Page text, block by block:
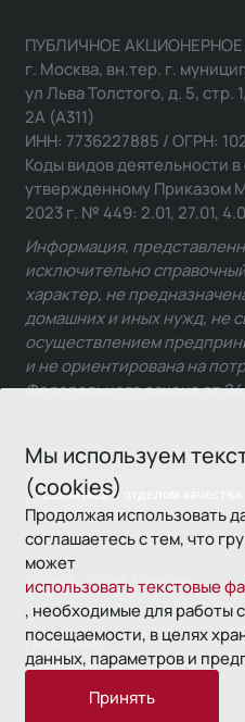
Мы используем
(cookies)
Продолжая использовать
соглашаетесь с тем, что
может
использовать текстовые
, необходимые для работы
посещаемости, в целях
данных, параметров и
Принять
Связаться с отделом качества
ПУБЛИЧНОЕ
г. Москва, вн.тер. г.
ул Льва Толстого, д. 5,
2А (А311)
ИНН: 7736227885 / ОГРН:
Коды видов деятельности
утвержденному Приказом
2023 г. № 449: 2.01, 27.01,
Информация,
исключительно
характер, не
домашних и иных нужд, не
осуществлением
и не ориентирована на
Федерального закона от
© 1993—2026 Softline
Политика
конфиденциальности